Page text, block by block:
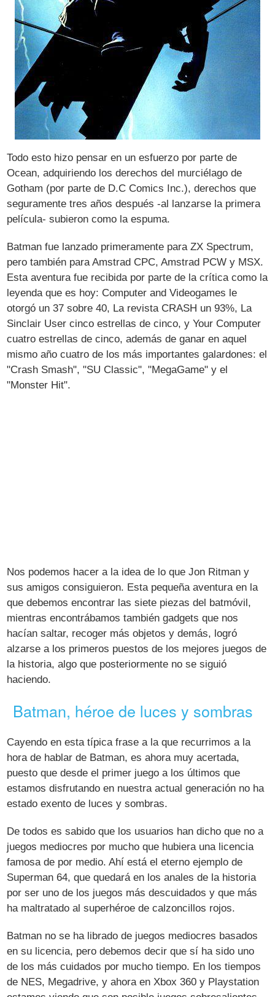
Todo esto hizo pensar en un esfuerzo por parte de
Ocean, adquiriendo los derechos del murciélago de
Gotham (por parte de D.C Comics Inc.), derechos que
seguramente tres años después -al lanzarse la primera
película- subieron como la espuma.
Batman fue lanzado primeramente para ZX Spectrum,
pero también para Amstrad CPC, Amstrad PCW y MSX.
Esta aventura fue recibida por parte de la crítica como la
leyenda que es hoy: Computer and Videogames le
otorgó un 37 sobre 40, La revista CRASH un 93%, La
Sinclair User cinco estrellas de cinco, y Your Computer
cuatro estrellas de cinco, además de ganar en aquel
mismo año cuatro de los más importantes galardones: el
"Crash Smash", "SU Classic", "MegaGame" y el
"Monster Hit".
Nos podemos hacer a la idea de lo que Jon Ritman y
sus amigos consiguieron. Esta pequeña aventura en la
que debemos encontrar las siete piezas del batmóvil,
mientras encontrábamos también gadgets que nos
hacían saltar, recoger más objetos y demás, logró
alzarse a los primeros puestos de los mejores juegos de
la historia, algo que posteriormente no se siguió
haciendo.
Batman, héroe de luces y sombras
Cayendo en esta típica frase a la que recurrimos a la
hora de hablar de Batman, es ahora muy acertada,
puesto que desde el primer juego a los últimos que
estamos disfrutando en nuestra actual generación no ha
estado exento de luces y sombras.
De todos es sabido que los usuarios han dicho que no a
juegos mediocres por mucho que hubiera una licencia
famosa de por medio. Ahí está el eterno ejemplo de
Superman 64, que quedará en los anales de la historia
por ser uno de los juegos más descuidados y que más
ha maltratado al superhéroe de calzoncillos rojos.
Batman no se ha librado de juegos mediocres basados
en su licencia, pero debemos decir que sí ha sido uno
de los más cuidados por mucho tiempo. En los tiempos
de NES, Megadrive, y ahora en Xbox 360 y Playstation